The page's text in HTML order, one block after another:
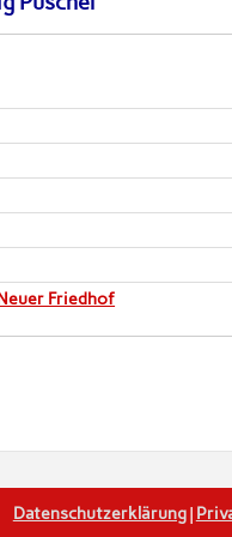
Friedhof
Datenschutzerklärung|